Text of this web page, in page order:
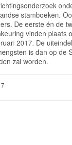
stamboeken.
De eerste én de
vinden plaats
2017. De
is dan op de
zal worden.